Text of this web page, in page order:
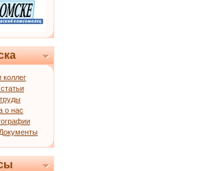
коллег
о нас
Документы